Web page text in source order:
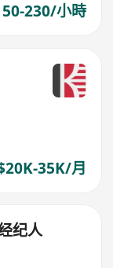
230/小時
35K/月
纪人